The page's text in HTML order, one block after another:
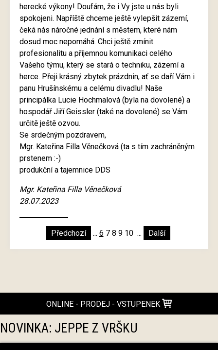
herecké výkony! Doufám, že i Vy jste u nás byli
spokojeni. Napříště chceme ještě vylepšit zázemí,
čeká nás náročné jednání s městem, které nám
dosud moc nepomáhá. Chci ještě zmínit
profesionalitu a příjemnou komunikaci celého
Vašeho týmu, který se stará o techniku, zázemí a
herce. Přeji krásný zbytek prázdnin, ať se daří Vám i
panu Hrušínskému a celému divadlu! Naše
principálka Lucie Hochmalová (byla na dovolené) a
hospodář Jiří Geissler (také na dovolené) se Vám
určitě ještě ozvou.
Se srdečným pozdravem,
Mgr. Kateřina Filla Věnečková (ta s tím zachráněným
prstenem :-)
produkční a tajemnice DDS
Mgr. Kateřina Filla Věnečková
28.07.2023
Předchozí ... 6 7 8 9 10 ... Další
ONLINE - PRODEJ - VSTUPENEK
NOVINKA: JEPPE Z VRŠKU